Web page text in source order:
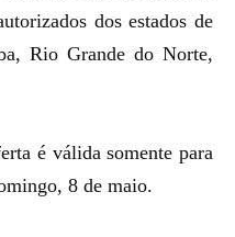
dos estados de
Rio Grande do Norte,
é válida somente para
8 de maio.